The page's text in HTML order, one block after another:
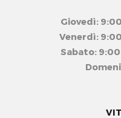
Giovedì:
Venerdì:
Sabato: